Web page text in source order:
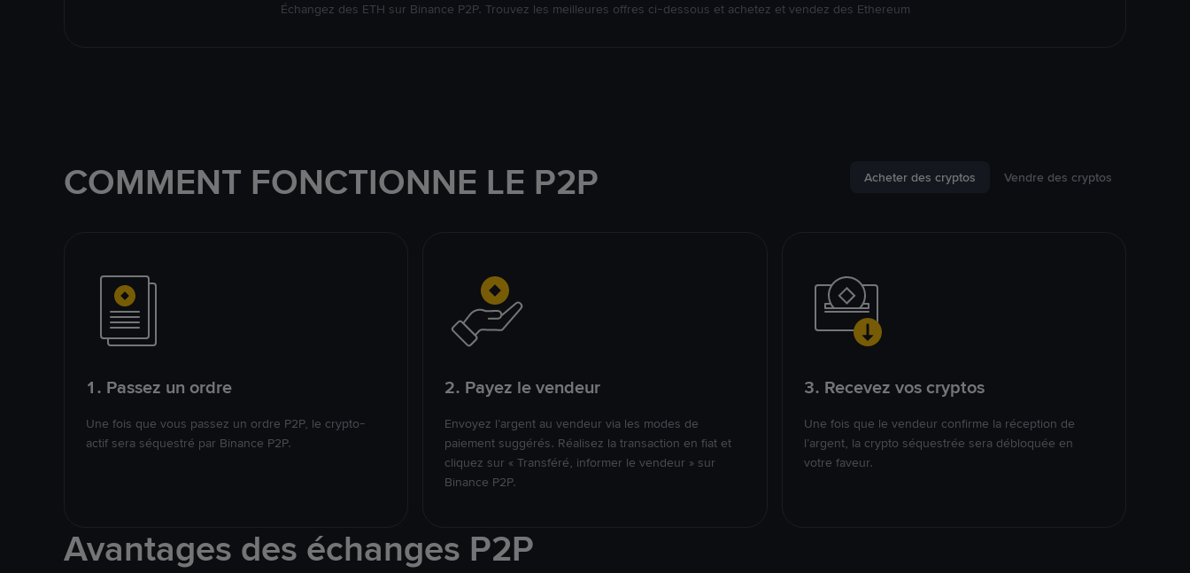
Échangez des ETH sur Binance P2P. Trouvez les meilleures offres ci-dessous et achetez et vendez des Ethereum
COMMENT FONCTIONNE LE P2P Acheter des cryptos Vendre des cryptos
1. Passez un ordre
Une fois que vous passez un ordre P2P, le crypto-
actif sera séquestré par Binance P2P.
2. Payez le vendeur
Envoyez l’argent au vendeur via les modes de
paiement suggérés. Réalisez la transaction en fiat et
cliquez sur « Transféré, informer le vendeur » sur
Binance P2P.
3. Recevez vos cryptos
Une fois que le vendeur confirme la réception de
l’argent, la crypto séquestrée sera débloquée en
votre faveur.
Avantages des échanges P2P